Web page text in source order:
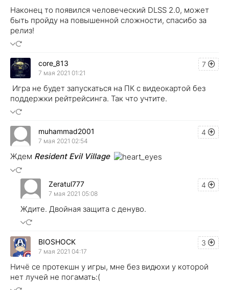
Наконец то появился человеческий DLSS 2.0, может
быть пройду на повышенной сложности, спасибо за
релиз!
7
core_813
7 мая 2021 01:21
Игра не будет запускаться на ПК с видеокартой без
поддержки рейтрейсинга. Так что учтите.
4
muhammad2001
7 мая 2021 02:54
Ждем Resident Evil Village
4
Zeratul777
7 мая 2021 05:08
Ждите. Двойная защита с денуво.
3
BIOSHOCK
7 мая 2021 04:17
Ничё се протекшн у игры, мне без видюхи у которой
нет лучей не погамать:(